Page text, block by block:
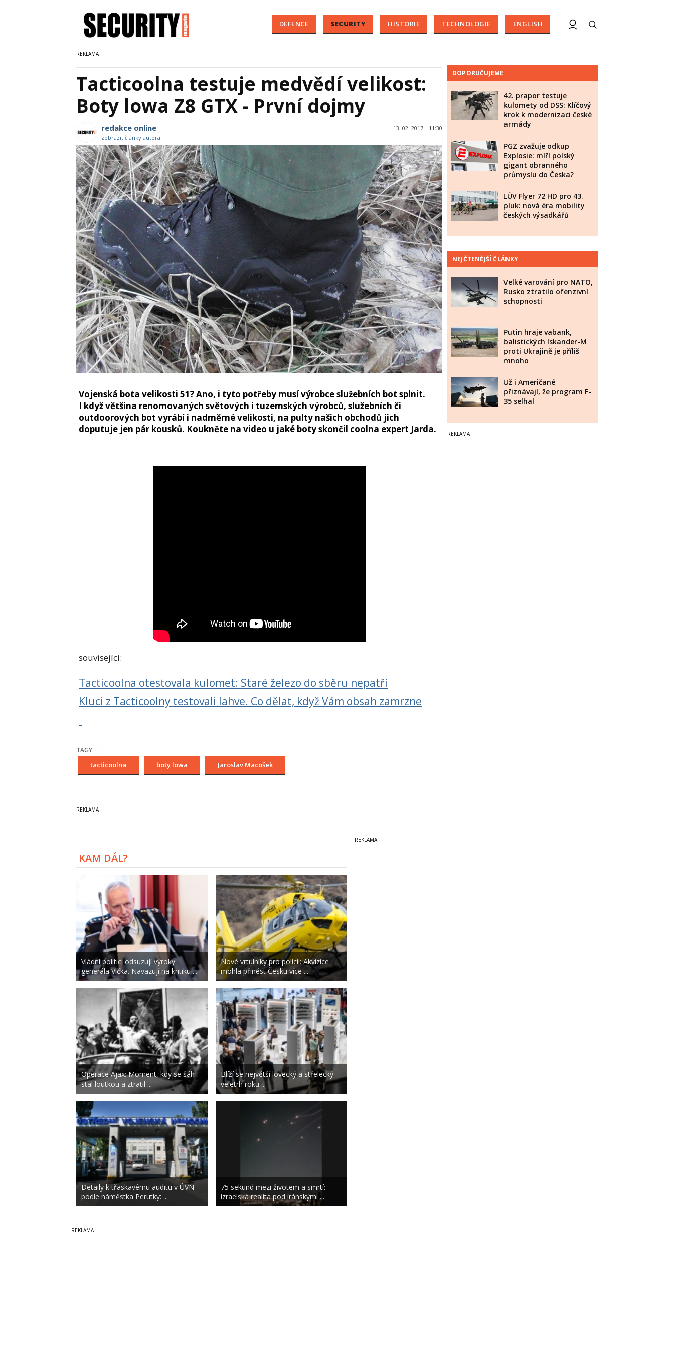
DEFENCE SECURITY HISTORIE TECHNOLOGIE ENGLISH
Tacticoolna testuje medvědí velikost:
Boty lowa Z8 GTX - První dojmy
redakce online
zobrazit články autora
13. 02. 2017 11:30
Vojenská bota velikosti 51? Ano, i tyto potřeby musí výrobce služebních bot splnit.
I když většina renomovaných světových i tuzemských výrobců, služebních či
outdoorových bot vyrábí i nadměrné velikosti, na pulty našich obchodů jich
doputuje jen pár kousků. Koukněte na video u jaké boty skončil coolna expert Jarda.
související:
Tacticoolna otestovala kulomet: Staré železo do sběru nepatří
Kluci z Tacticoolny testovali lahve. Co dělat, když Vám obsah zamrzne
TAGY
tacticoolna boty lowa Jaroslav Macošek
DOPORUČUJEME
42. prapor testuje
kulomety od DSS: Klíčový
krok k modernizaci české
armády
PGZ zvažuje odkup
Explosie: míří polský
gigant obranného
průmyslu do Česka?
LÚV Flyer 72 HD pro 43.
pluk: nová éra mobility
českých výsadkářů
NEJČTENĚJŠÍ ČLÁNKY
Velké varování pro NATO,
Rusko ztratilo ofenzivní
schopnosti
Putin hraje vabank,
balistických Iskander-M
proti Ukrajině je příliš
mnoho
Už i Američané
přiznávají, že program F-
35 selhal
KAM DÁL?
Vládní politici odsuzují výroky
generála Vlčka. Navazují na kritiku ...
Operace Ajax: Moment, kdy se šáh
stal loutkou a ztratil ...
Detaily k třaskavému auditu v ÚVN
podle náměstka Perutky: ...
Nové vrtulníky pro policii: Akvizice
mohla přinést Česku více ...
Blíží se největší lovecký a střelecký
veletrh roku ...
75 sekund mezi životem a smrtí:
izraelská realita pod íránskými ...